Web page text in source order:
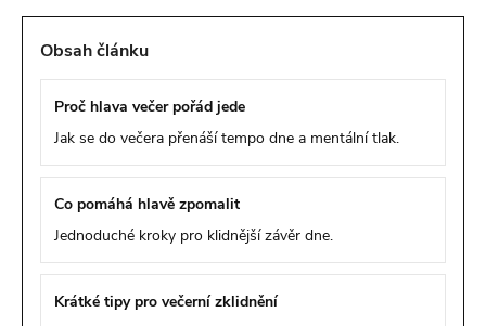
Obsah článku
Proč hlava večer pořád jede
Jak se do večera přenáší tempo dne a mentální tlak.
Co pomáhá hlavě zpomalit
Jednoduché kroky pro klidnější závěr dne.
Krátké tipy pro večerní zklidnění